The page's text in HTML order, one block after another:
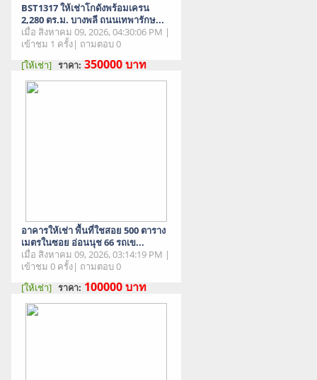
BST1317 ให้เช่าโกดังพร้อมเครน
2,280 ตร.ม. บางพลี ถนนเทพารักษ...
เมื่อ สิงหาคม 09, 2026, 04:30:06 PM |
เข้าชม 1 ครั้ง| ถามตอบ 0
[ให้เช่า] ราคา: 350000บาท
อาคารให้เช่า พื้นที่ใชสอย 500 ตาราง
เมตรในซอย อ่อนนุช 66 รถเข...
เมื่อ สิงหาคม 09, 2026, 03:14:19 PM |
เข้าชม 0 ครั้ง| ถามตอบ 0
[ให้เช่า] ราคา: 100000บาท